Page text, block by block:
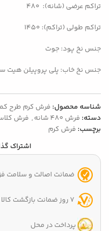
تراکم عرضی (شانه): 480
تراکم طولی (تراکم): 1450
جنس نخ پود: جوت
جنس نخ خاب: پلی پروپیلن هیت
شناسه محصول: فرش کرم طرح کمند 480
دسته: فرش 480 شانه , فرش
برچسب: فرش کرم
اشتراک
ضمانت اصالت و سلامت
پرداخت در محل